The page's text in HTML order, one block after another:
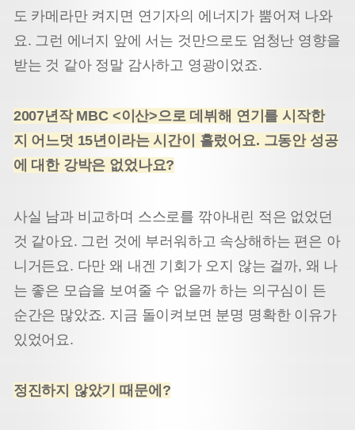
도 카메라만 켜지면 연기자의 에너지가 뿜어져 나와
요. 그런 에너지 앞에 서는 것만으로도 엄청난 영향을
받는 것 같아 정말 감사하고 영광이었죠.
2007년작 MBC <이산>으로 데뷔해 연기를 시작한
지 어느덧 15년이라는 시간이 흘렀어요. 그동안 성공
에 대한 강박은 없었나요?
사실 남과 비교하며 스스로를 깎아내린 적은 없었던
것 같아요. 그런 것에 부러워하고 속상해하는 편은 아
니거든요. 다만 왜 내겐 기회가 오지 않는 걸까, 왜 나
는 좋은 모습을 보여줄 수 없을까 하는 의구심이 든
순간은 많았죠. 지금 돌이켜보면 분명 명확한 이유가
있었어요.
정진하지 않았기 때문에?